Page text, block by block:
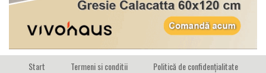
Start Termeni si conditii
Politică de confidențialitate